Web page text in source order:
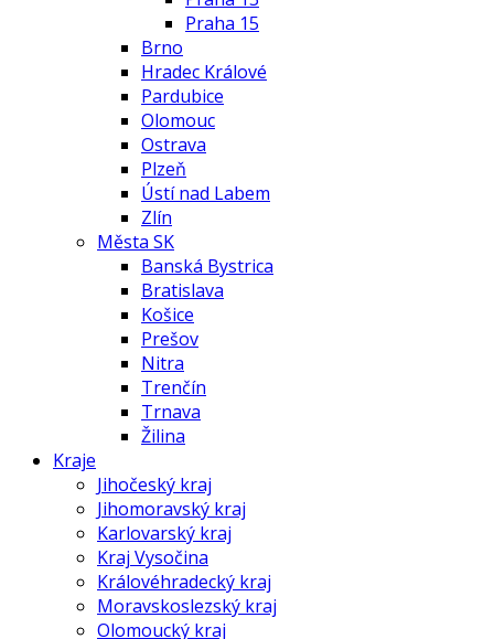
Praha 15
Brno
Hradec Králové
Pardubice
Olomouc
Ostrava
Plzeň
Ústí nad Labem
Zlín
Města SK
Banská Bystrica
Bratislava
Košice
Prešov
Nitra
Trenčín
Trnava
Žilina
Kraje
Jihočeský kraj
Jihomoravský kraj
Karlovarský kraj
Kraj Vysočina
Královéhradecký kraj
Moravskoslezský kraj
Olomoucký kraj